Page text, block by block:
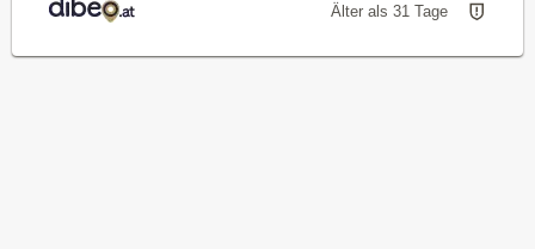
Älter als 31 Tage